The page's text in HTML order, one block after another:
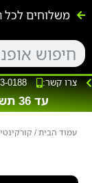
משלוחים לכל
צרו קשר: 0188
עד 36 תשלומים ללא תפיסת מסגרת אשראי
עמוד הבית/